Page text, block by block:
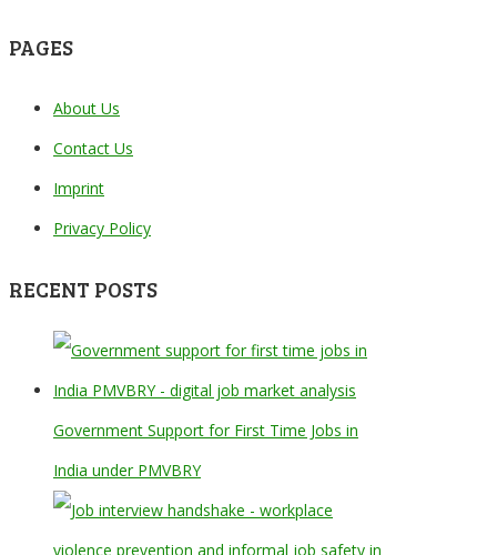
PAGES
About Us
Contact Us
Imprint
Privacy Policy
RECENT POSTS
Government Support for First Time Jobs in
India under PMVBRY